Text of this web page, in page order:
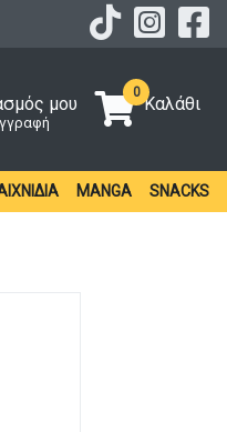
μου
0
Καλάθι
MANGA SNACKS